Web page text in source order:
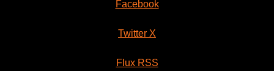
Facebook
Twitter X
Flux RSS